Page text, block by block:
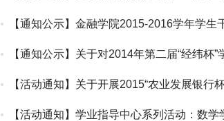
【通知公示】金融学院2015-2016学年学
【通知公示】关于对2014年第二届“经纬杯
【活动通知】关于开展2015“农业发展银行
【活动通知】学业指导中心系列活动：数学